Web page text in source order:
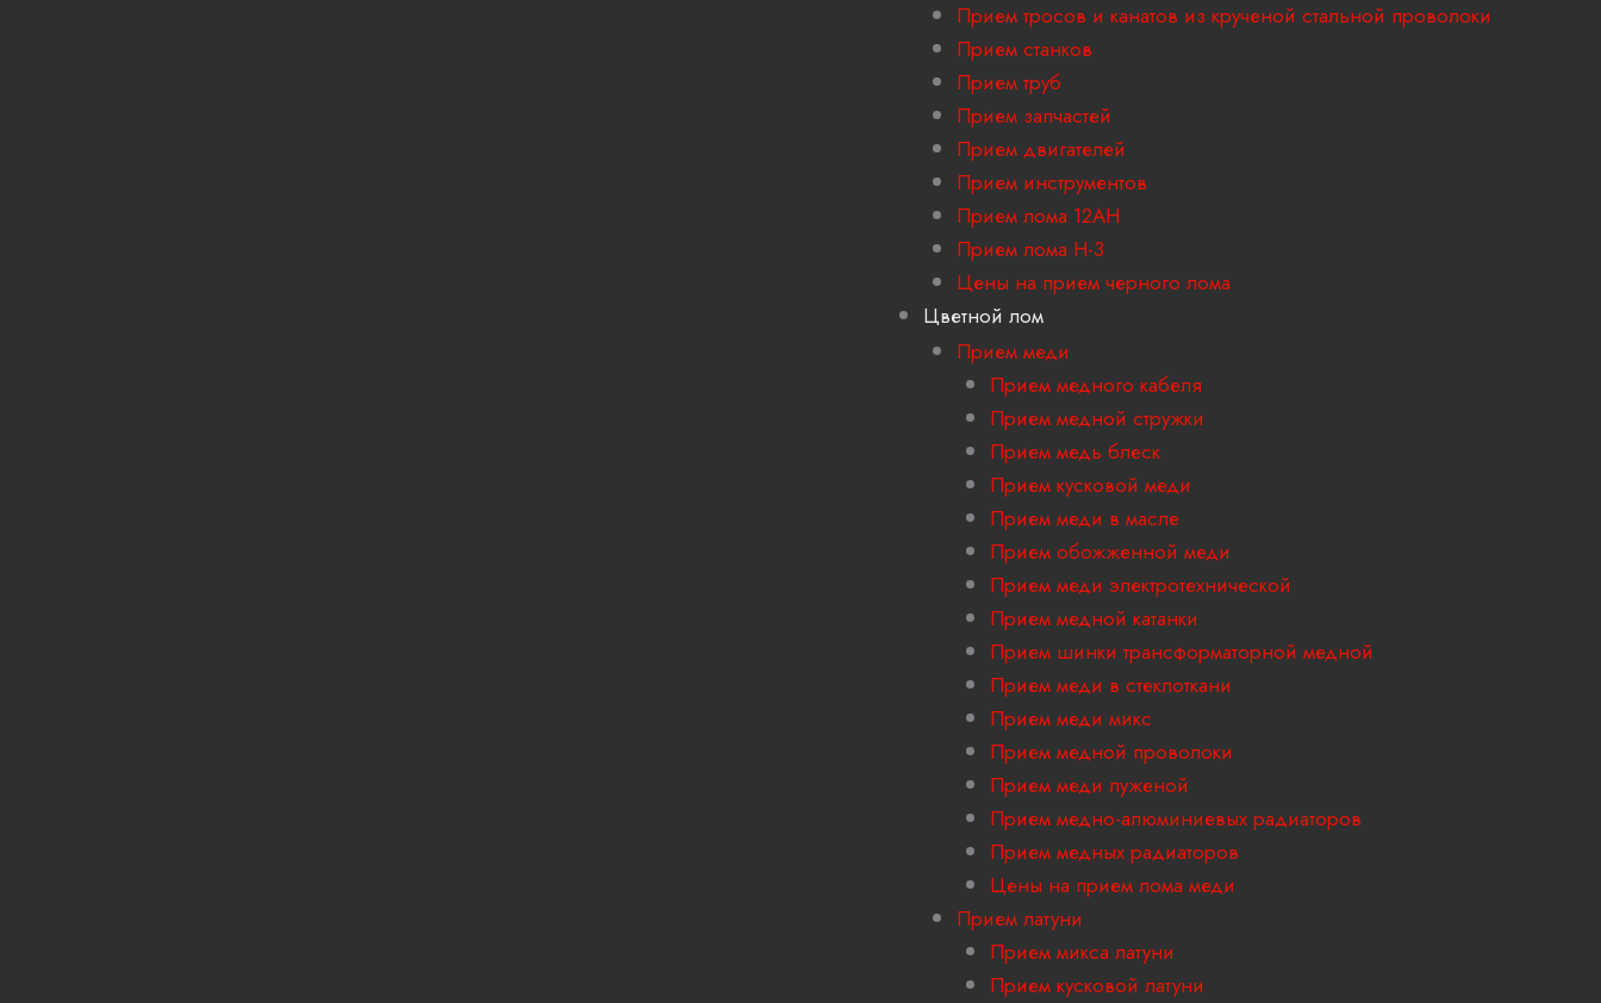
Прием тросов и канатов из крученой стальной проволоки
Прием станков
Прием труб
Прием запчастей
Прием двигателей
Прием инструментов
Прием лома 12АН
Прием лома H-3
Цены на прием черного лома
Цветной лом
Прием меди
Прием медного кабеля
Прием медной стружки
Прием медь блеск
Прием кусковой меди
Прием меди в масле
Прием обожженной меди
Прием меди электротехнической
Прием медной катанки
Прием шинки трансформаторной медной
Прием меди в стеклоткани
Прием меди микс
Прием медной проволоки
Прием меди луженой
Прием медно-алюминиевых радиаторов
Прием медных радиаторов
Цены на прием лома меди
Прием латуни
Прием микса латуни
Прием кусковой латуни